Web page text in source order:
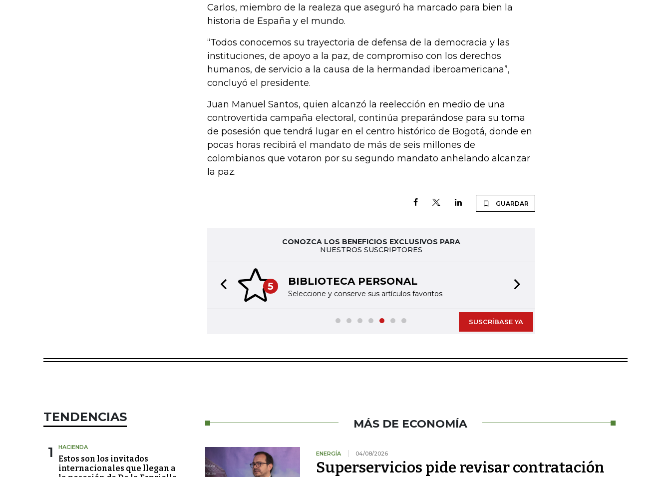
Carlos, miembro de la realeza que aseguró ha marcado para bien la
historia de España y el mundo.
“Todos conocemos su trayectoria de defensa de la democracia y las
instituciones, de apoyo a la paz, de compromiso con los derechos
humanos, de servicio a la causa de la hermandad iberoamericana”,
concluyó el presidente.
Juan Manuel Santos, quien alcanzó la reelección en medio de una
controvertida campaña electoral, continúa preparándose para su toma
de posesión que tendrá lugar en el centro histórico de Bogotá, donde en
pocas horas recibirá el mandato de más de seis millones de
colombianos que votaron por su segundo mandato anhelando alcanzar
la paz.
GUARDAR
CONOZCA LOS BENEFICIOS EXCLUSIVOS PARA
NUESTROS SUSCRIPTORES
5 BIBLIOTECA PERSONAL
Seleccione y conserve sus artículos favoritos
Previous slide
SUSCRÍBASE YA
TENDENCIAS
1 HACIENDA
Estos son los invitados
internacionales que llegan a
MÁS DE ECONOMÍA
ENERGÍA 04/08/2026
Superservicios pide revisar contratación